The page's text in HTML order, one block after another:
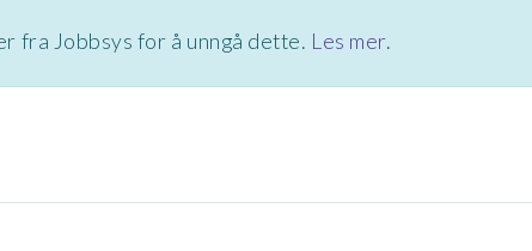
fra Jobbsys for å unngå dette. Les mer.